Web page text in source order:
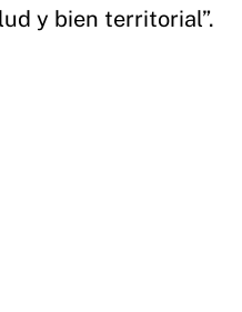
y bien territorial”.